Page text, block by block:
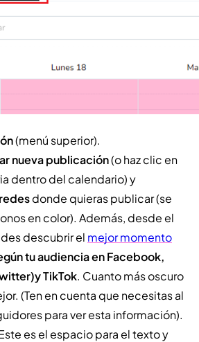
(menú superior).
nueva publicación(o haz clic en
dentro del calendario) y
donde quieras publicar (se
en color). Además, desde el
descubrir el mejor momento
tu audiencia en Facebook,
TikTok. Cuanto más oscuro
(Ten en cuenta que necesitas al
para ver esta información).
es el espacio para el texto y